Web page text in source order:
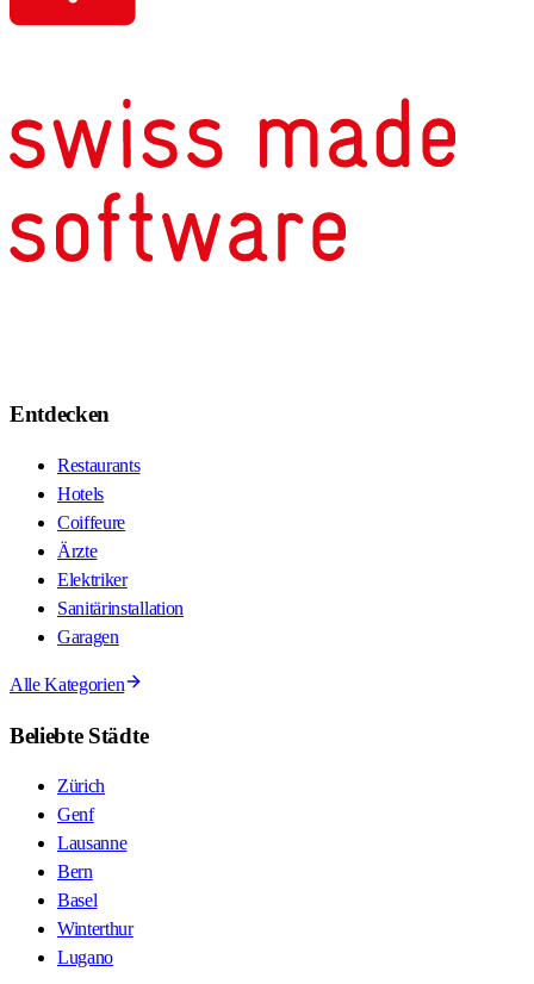
Entdecken
Restaurants
Hotels
Coiffeure
Ärzte
Elektriker
Sanitärinstallation
Garagen
Alle Kategorien
Beliebte Städte
Zürich
Genf
Lausanne
Bern
Basel
Winterthur
Lugano